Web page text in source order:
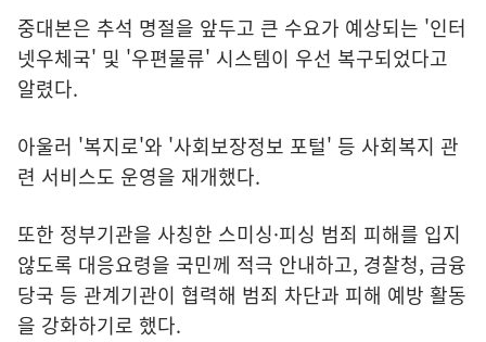
중대본은 추석 명절을 앞두고 큰 수요가 예상되는 '인터
넷우체국' 및 '우편물류' 시스템이 우선 복구되었다고
알렸다.
아울러 '복지로'와 '사회보장정보 포털' 등 사회복지 관
련 서비스도 운영을 재개했다.
또한 정부기관을 사칭한 스미싱·피싱 범죄 피해를 입지
않도록 대응요령을 국민께 적극 안내하고, 경찰청, 금융
당국 등 관계기관이 협력해 범죄 차단과 피해 예방 활동
을 강화하기로 했다.